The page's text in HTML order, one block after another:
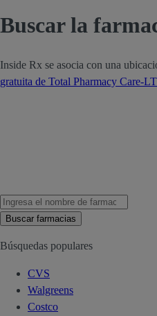
Buscar la
Inside Rx se asocia con una
gratuita de Total Pharmacy Care-
Buscar farmacias
Búsquedas populares
CVS
Walgreens
Costco